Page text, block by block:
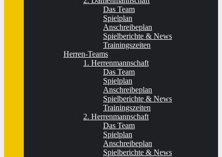
Das Team
Spielplan
Anschreibeplan
Spielberichte & News
Trainingszeiten
Herren-Teams
1. Herrenmannschaft
Das Team
Spielplan
Anschreibeplan
Spielberichte & News
Trainingszeiten
2. Herrenmannschaft
Das Team
Spielplan
Anschreibeplan
Spielberichte & News